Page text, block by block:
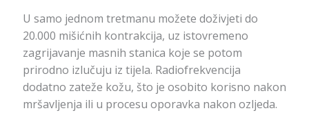
U samo jednom tretmanu možete doživjeti do
20.000 mišićnih kontrakcija, uz istovremeno
zagrijavanje masnih stanica koje se potom
prirodno izlučuju iz tijela. Radiofrekvencija
dodatno zateže kožu, što je osobito korisno nakon
mršavljenja ili u procesu oporavka nakon ozljeda.